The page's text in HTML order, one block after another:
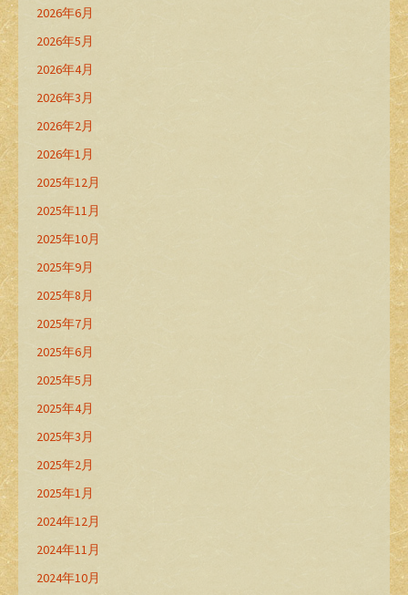
2026年6月
2026年5月
2026年4月
2026年3月
2026年2月
2026年1月
2025年12月
2025年11月
2025年10月
2025年9月
2025年8月
2025年7月
2025年6月
2025年5月
2025年4月
2025年3月
2025年2月
2025年1月
2024年12月
2024年11月
2024年10月